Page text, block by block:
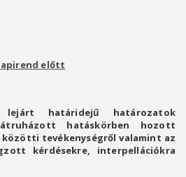
előtt
határidejű határozatok
hatáskörben hozott
tevékenységről valamint az
kérdésekre, interpellációkra